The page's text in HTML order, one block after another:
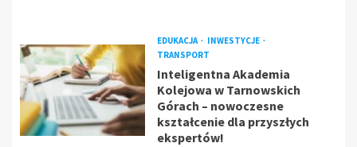
EDUKACJA
INWESTYCJE
TRANSPORT
Inteligentna Akademia
Kolejowa w Tarnowskich
Górach – nowoczesne
kształcenie dla przyszłych
ekspertów!